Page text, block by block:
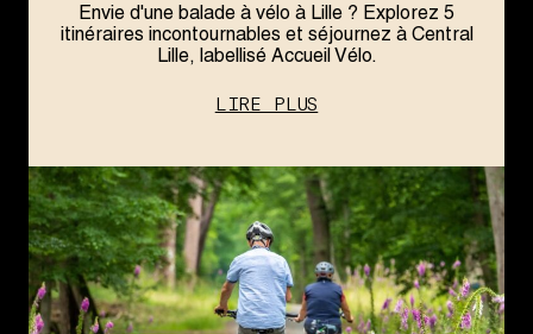
Envie d'une balade à vélo à Lille ? Explorez 5
itinéraires incontournables et séjournez à Central
Lille, labellisé Accueil Vélo.
LIRE PLUS